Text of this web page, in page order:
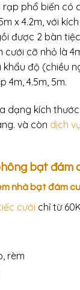
phổ biến có
x 4.2m, với
được 2 bàn
cỡ nhỏ là
độ (chiều
4m, 4.5m, 5m.
dạng kích
và còn dịch
bạt đám
nhà bạt đám
cưới chỉ từ
rèm